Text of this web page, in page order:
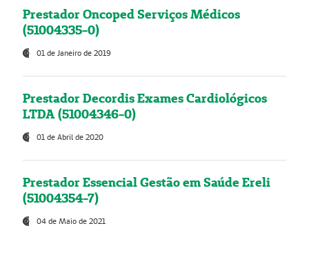
Prestador Oncoped Serviços Médicos
(51004335-0)
01 de Janeiro de 2019
Prestador Decordis Exames Cardiológicos
LTDA (51004346-0)
01 de Abril de 2020
Prestador Essencial Gestão em Saúde Ereli
(51004354-7)
04 de Maio de 2021